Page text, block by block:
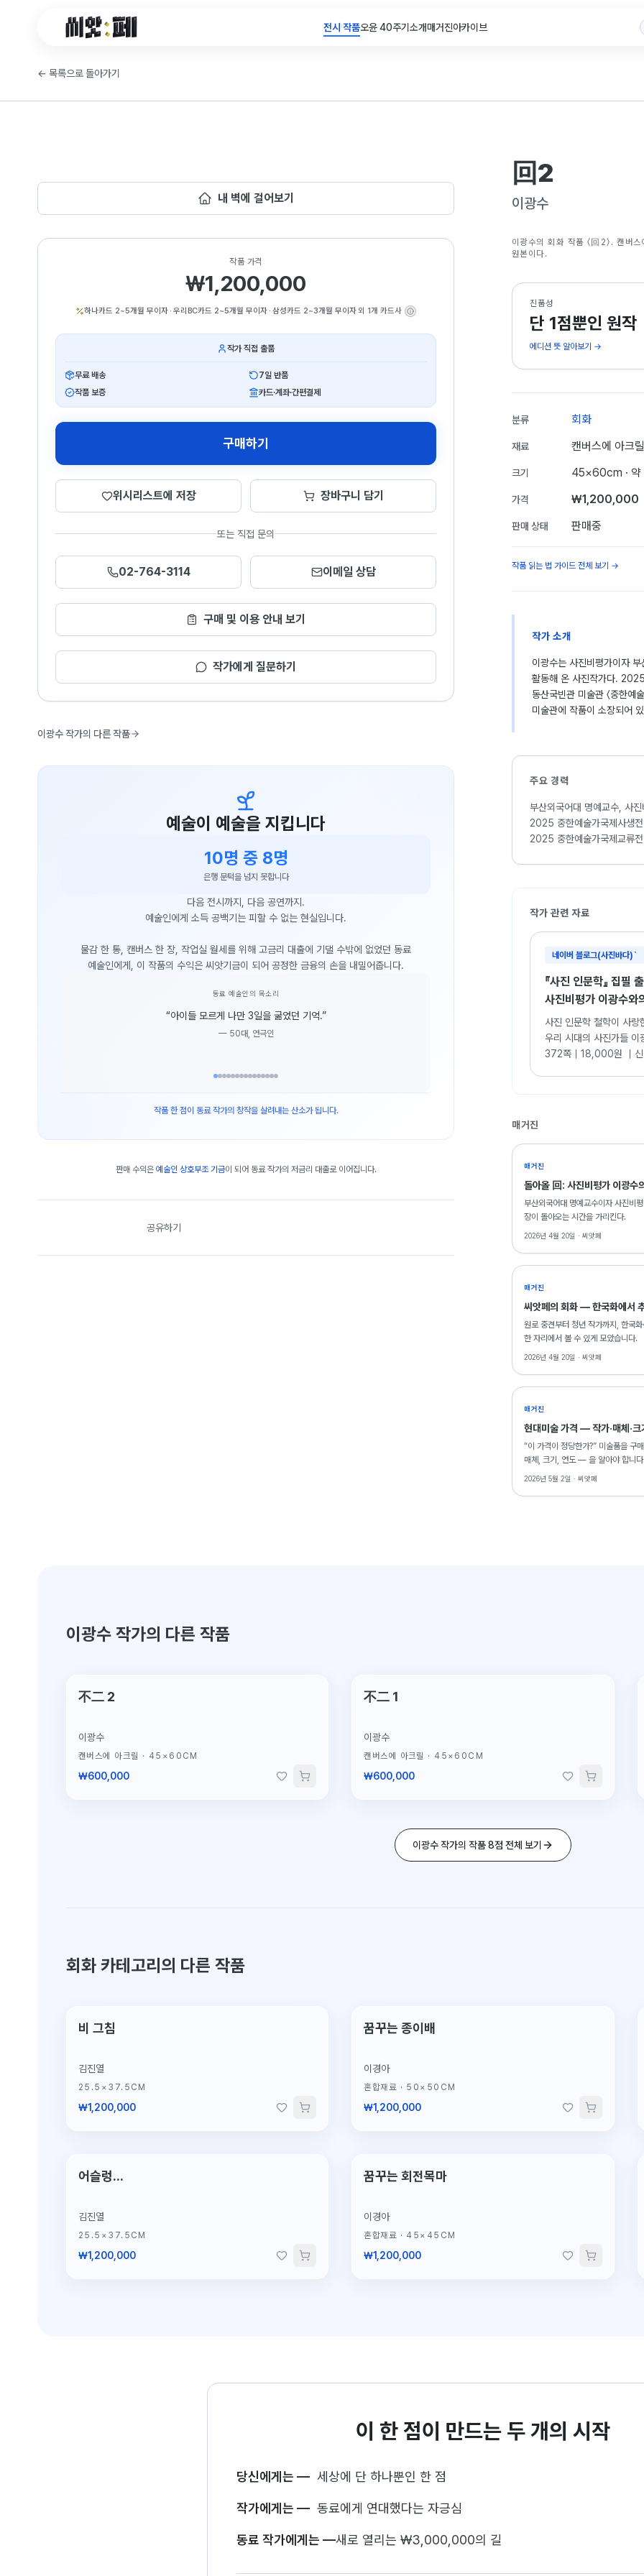
씨앗페 온라인 홈
전시 작품오윤 40주기 소개매거진아카이브
← 목록으로 돌아가기
내 벽에 걸어보기
작품 가격
₩1,200,000
하나카드 2~5개월 무이자· 우리BC카드 2~5개월 무이자· 삼성카드 2~3개월 무이자외 1개 카드사
작가 직접 출품
무료 배송
7일 반품
작품 보증
카드·계좌·간편결제
구매하기
위시리스트에 저장 장바구니 담기
또는 직접 문의
02-764-3114 이메일 상담
구매 및 이용 안내 보기
작가에게 질문하기
이광수 작가의 다른 작품
예술이 예술을 지킵니다
10명 중 8명
은행 문턱을 넘지 못합니다
다음 전시까지, 다음 공연까지.
예술인에게 소득 공백기는 피할 수 없는 현실입니다.
물감 한 통, 캔버스 한 장, 작업실 월세를 위해 고금리 대출에 기댈 수밖에 없었던 동료
예술인에게, 이 작품의 수익은 씨앗기금이 되어 공정한 금융의 손을 내밀어줍니다.
동료 예술인의 목소리
“아이들 모르게 나만 3일을 굶었던 기억.”
— 50대, 연극인
작품 한 점이 동료 작가의 창작을 살려내는 산소가 됩니다.
판매 수익은 예술인 상호부조 기금이 되어 동료 작가의 저금리 대출로 이어집니다.
공유하기
回2
이광수
이광수의 회화 작품 〈回2〉. 캔
원본이다.
진품성
단 1점뿐인 원작
에디션 뜻 알아보기 →
분류 회화
재료 캔버스에 아크릴
크기 45×60cm ·
가격 ₩1,200,000
판매 상태 판매중
작품 읽는 법 가이드 전체 보기 →
작가 소개
이광수는 사진비평가이자
활동해 온 사진작가다. 2025
동산국빈관 미술관 〈중한예
미술관에 작품이 소장되어
주요 경력
부산외국어대 명예교수, 사
2025 중한예술가국제사생
2025 중한예술가국제교류
작가 관련 자료
네이버 블로그(사진바다)`
『사진 인문학』 집필
사진비평가 이광수와
사진 인문학 철학이 사랑
우리 시대의 사진가들 이
372쪽｜18,000원 ｜신
매거진
매거진
돌아올 回: 사진비평가 이광수
부산외국어대 명예교수이자 사진비
장이 돌아오는 시간을 가리킨다.
2026년 4월 20일 · 씨앗페
매거진
씨앗페의 회화 — 한국화에서
원로 중견부터 청년 작가까지, 한국
한 자리에서 볼 수 있게 모았습니다.
2026년 4월 20일 · 씨앗페
매거진
현대미술 가격 — 작가·매체·크
“이 가격이 정당한가?” 미술품을 구
매체, 크기, 연도 — 을 알아야 합니
2026년 5월 2일 · 씨앗페
이광수 작가의 다른 작품
不二 2
이광수
캔버스에 아크릴 · 45×60CM
₩600,000
不二 1
이광수
캔버스에 아크릴 · 45×60CM
₩600,000
이광수 작가의 작품 8점 전체 보기
회화 카테고리의 다른 작품
단 1점뿐인 원작
비 그침
김진열
25.5×37.5CM
₩1,200,000
단 1점뿐인 원작
꿈꾸는 종이배
이경아
혼합재료 · 50×50CM
₩1,200,000
단 1점뿐인 원작
어슬렁...
김진열
25.5×37.5CM
₩1,200,000
단 1점뿐인 원작
꿈꾸는 회전목마
이경아
혼합재료 · 45×45CM
₩1,200,000
이 한 점이 만드는 두 개의 시작
당신에게는 — 세상에 단 하나뿐인 한 점
작가에게는 — 동료에게 연대했다는 자긍심
동료 작가에게는 —새로 열리는 ₩3,000,000의 길